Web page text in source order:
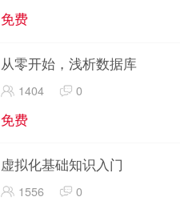
免费
从零开始，浅析数据库
1404 0
免费
虚拟化基础知识入门
1556 0